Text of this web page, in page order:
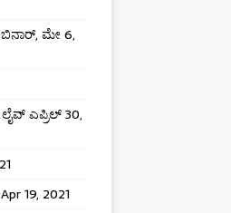
ಮೇ 6,
ಎಪ್ರಿಲ್ 30,
19, 2021